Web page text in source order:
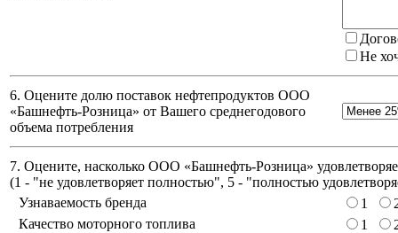
Не
6. Оцените долю поставок нефтепродуктов ООО
«Башнефть-Розница» от Вашего среднегодового
объема потребления
7. Оцените, насколько ООО «Башнефть-Розница»
(1 - "не удовлетворяет полностью", 5 - "полностью
Узнаваемость бренда
1
Качество моторного топлива
1